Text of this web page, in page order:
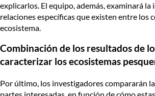
explicarlos. El equipo, además, examinará la
relaciones específicas que existen entre los
ecosistema.
Combinación de los resultados de
caracterizar los ecosistemas
Por último, los investigadores compararán